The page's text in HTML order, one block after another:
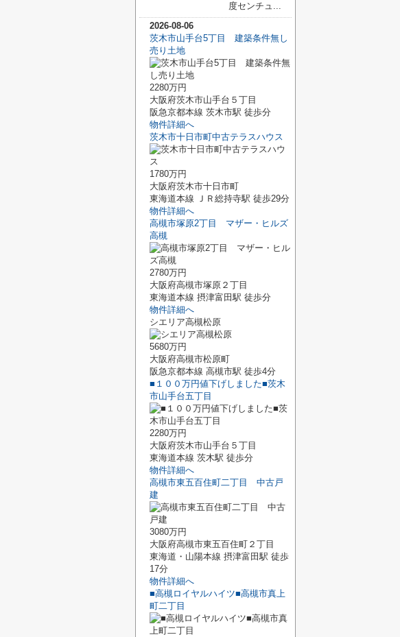
度センチュ...
2026-08-06
茨木市山手台5丁目 建築条件無し
売り土地
2280万円
大阪府茨木市山手台５丁目
阪急京都本線 茨木市駅 徒歩分
物件詳細へ
茨木市十日市町中古テラスハウス
1780万円
大阪府茨木市十日市町
東海道本線 ＪＲ総持寺駅 徒歩29分
物件詳細へ
高槻市塚原2丁目 マザー・ヒルズ
高槻
2780万円
大阪府高槻市塚原２丁目
東海道本線 摂津富田駅 徒歩分
物件詳細へ
シエリア高槻松原
5680万円
大阪府高槻市松原町
阪急京都本線 高槻市駅 徒歩4分
■１００万円値下げしました■茨木
市山手台五丁目
2280万円
大阪府茨木市山手台５丁目
東海道本線 茨木駅 徒歩分
物件詳細へ
高槻市東五百住町二丁目 中古戸
建
3080万円
大阪府高槻市東五百住町２丁目
東海道・山陽本線 摂津富田駅 徒歩
17分
物件詳細へ
■高槻ロイヤルハイツ■高槻市真上
町二丁目